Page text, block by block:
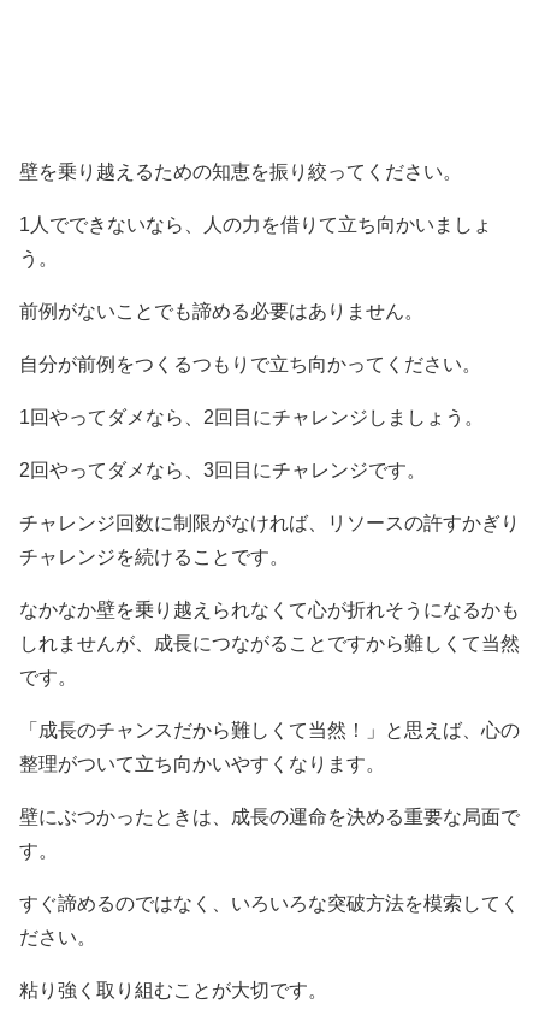
壁を乗り越えるための知恵を振り絞ってください。
1人でできないなら、人の力を借りて立ち向かいましょ
う。
前例がないことでも諦める必要はありません。
自分が前例をつくるつもりで立ち向かってください。
1回やってダメなら、2回目にチャレンジしましょう。
2回やってダメなら、3回目にチャレンジです。
チャレンジ回数に制限がなければ、リソースの許すかぎり
チャレンジを続けることです。
なかなか壁を乗り越えられなくて心が折れそうになるかも
しれませんが、成長につながることですから難しくて当然
です。
「成長のチャンスだから難しくて当然！」と思えば、心の
整理がついて立ち向かいやすくなります。
壁にぶつかったときは、成長の運命を決める重要な局面で
す。
すぐ諦めるのではなく、いろいろな突破方法を模索してく
ださい。
粘り強く取り組むことが大切です。